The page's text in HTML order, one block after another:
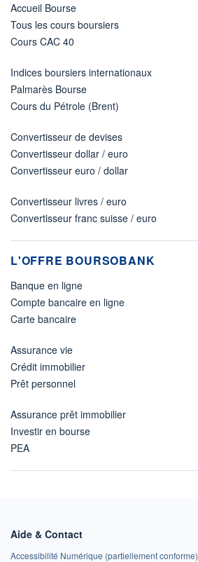
Accueil Bourse
Tous les cours boursiers
Cours CAC 40
Indices boursiers internationaux
Palmarès Bourse
Cours du Pétrole (Brent)
Convertisseur de devises
Convertisseur dollar / euro
Convertisseur euro / dollar
Convertisseur livres / euro
Convertisseur franc suisse / euro
L'OFFRE BOURSOBANK
Banque en ligne
Compte bancaire en ligne
Carte bancaire
Assurance vie
Crédit immobilier
Prêt personnel
Assurance prêt immobilier
Investir en bourse
PEA
Aide & Contact
Accessibilité Numérique (partiellement conforme)